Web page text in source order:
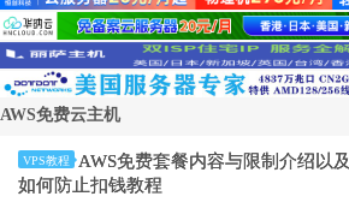
AWS免费云主机
VPS教程
AWS免费套餐内容与限制介绍以及
如何防止扣钱教程